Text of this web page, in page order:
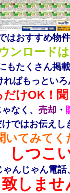
はおすすめ物
ンロード
もたくさん掲
ばもっとい
だけOK！
なく、 売却 ・
ではお伝えし
いてみて
しつこ
ゃんじゃん電
致しませ